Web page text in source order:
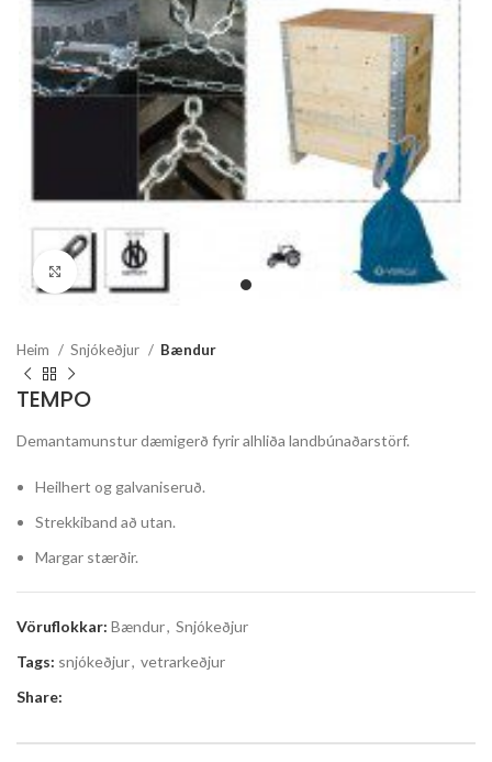
Stækka mynd
Heim Snjókeðjur Bændur
TEMPO
Demantamunstur dæmigerð fyrir alhliða landbúnaðarstörf.
Heilhert og galvaniseruð.
Strekkiband að utan.
Margar stærðir.
Vöruflokkar: Bændur, Snjókeðjur
Tags: snjókeðjur, vetrarkeðjur
Share: